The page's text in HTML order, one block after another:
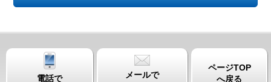
電話で
メールで
ページTOP
へ戻る